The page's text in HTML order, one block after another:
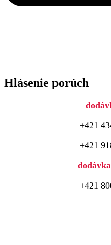
Hlásenie porúch
+421
+421
+421